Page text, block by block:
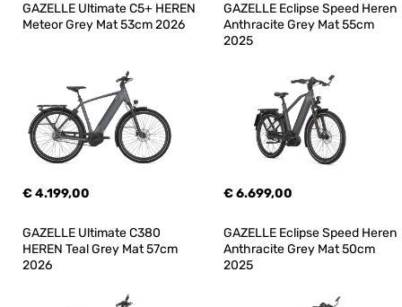
GAZELLE Ultimate C5+ HEREN
Meteor Grey Mat 53cm 2026
€ 4.199,00
GAZELLE Eclipse Speed Heren
Anthracite Grey Mat 55cm
2025
€ 6.699,00
GAZELLE Ultimate C380
HEREN Teal Grey Mat 57cm
2026
GAZELLE Eclipse Speed Heren
Anthracite Grey Mat 50cm
2025